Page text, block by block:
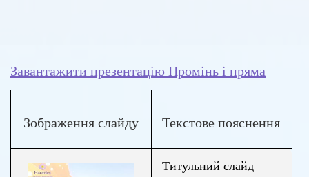
Завантажити презентацію Промінь і пряма
Зображення слайду Текстове пояснення
Титульний слайд